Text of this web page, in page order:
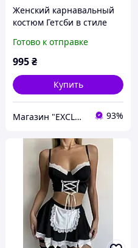
Женский карнавальный
костюм Гетсби в стиле
бордовій
Готово к отправке
995₴
Купить
Магазин "EXCLUSIVE" - Оригинальные Подарки Для Всех 93%